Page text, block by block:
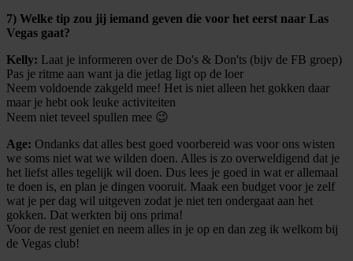
7) Welke tip zou jij iemand geven die voor het eerst naar Las
Vegas gaat?
Kelly: Laat je informeren over de Do's & Don'ts (bijv de FB groep)
Pas je ritme aan want ja die jetlag ligt op de loer
Neem voldoende zakgeld mee! Het is niet alleen het gokken daar
maar je hebt ook leuke activiteiten
Neem niet teveel spullen mee 😉
Age: Ondanks dat alles best goed voorbereid was voor ons wisten
we soms niet wat we wilden doen. Alles is zo overweldigend dat je
het liefst alles tegelijk wil doen. Dus lees je goed in wat er allemaal
te doen is, en plan je dingen vooruit. Maak een budget voor je zelf
wat je per dag wil uitgeven zodat je niet ten ondergaat aan het
gokken. Dat werkten bij ons prima!
Voor de rest geniet en neem alles in je op en dan zeg ik welkom bij
de Vegas club!